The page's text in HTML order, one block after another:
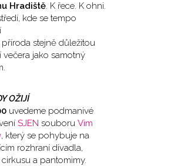
Hradiště. K řece. K ohni.
kde se tempo
příroda stejně důležitou
večera jako samotný
OŽIJÍ
uvedeme podmanivé
SJEN souboru Vim
, který se pohybuje na
rozhraní divadla,
a pantomimy.